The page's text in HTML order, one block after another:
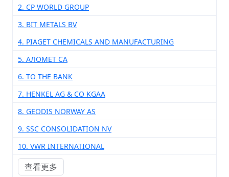
2. CP WORLD GROUP
3. BIT METALS BV
4. PIAGET CHEMICALS AND MANUFACTURING
5. АЛОМЕТ СА
6. TO THE BANK
7. HENKEL AG & CO KGAA
8. GEODIS NORWAY AS
9. SSC CONSOLIDATION NV
10. VWR INTERNATIONAL
查看更多